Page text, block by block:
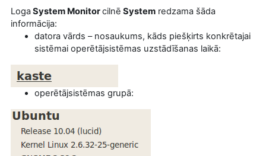
LogaSystem Monitorcilnē System redzama šāda
informācija:
datora vārds – nosaukums, kāds piešķirts konkrētajai
sistēmai operētājsistēmas uzstādīšanas laikā:
operētājsistēmas grupā: